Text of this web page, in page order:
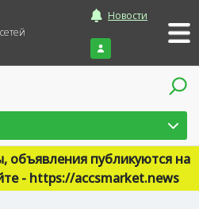
Новости
Войти
объявления публикуются на
- https://accsmarket.news